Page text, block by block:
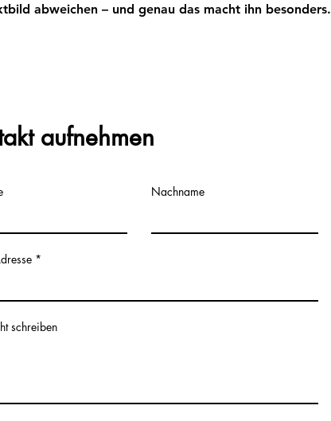
abweichen – und genau das macht ihn besonders.
aufnehmen
Nachname
schreiben